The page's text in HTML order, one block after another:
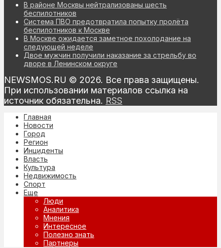
В районе Москвы нейтрализованы шесть
беспилотников
Система ПВО предотвратила попытку пролёта
беспилотников к Москве
В Москве ожидается заметное похолодание на
следующей неделе
Двое мужчин получили наказание за стрельбу во
дворе в Ленинском округе
NEWSMOS.RU © 2026. Все права защищены.
При использовании материалов ссылка на
источник обязательна. RSS
Главная
Новости
Город
Регион
Инциденты
Власть
Культура
Недвижимость
Спорт
Еще
Люди
Аналитика
Мнения
Интересное
Полезно знать
Партнеры